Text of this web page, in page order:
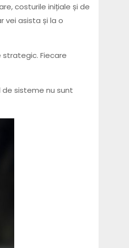
costurile inițiale și de
vei asista și la o
Fiecare
sisteme nu sunt